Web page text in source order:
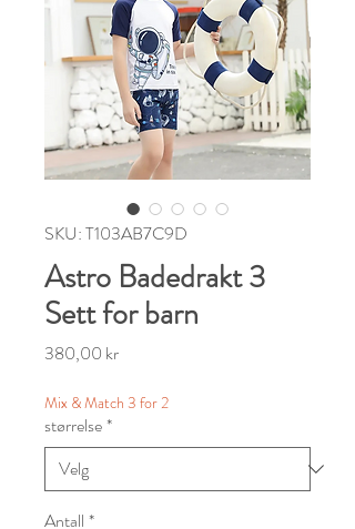
SKU: T103AB7C9D
Astro Badedrakt 3
Sett for barn
380,00 krPris
Mix & Match 3 for 2
størrelse*
Antall *